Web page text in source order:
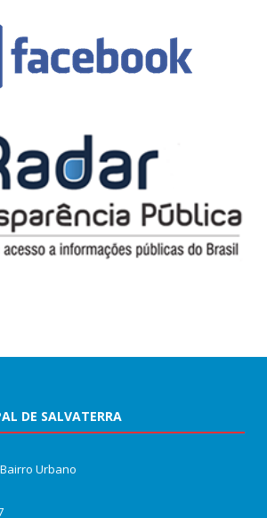
DE SALVATERRA
Bairro Urbano